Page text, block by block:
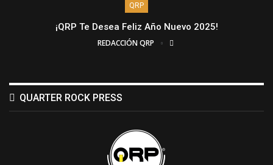
QRP
¡QRP Te Desea Feliz Año Nuevo 2025!
REDACCIÓN QRP
QUARTER ROCK PRESS